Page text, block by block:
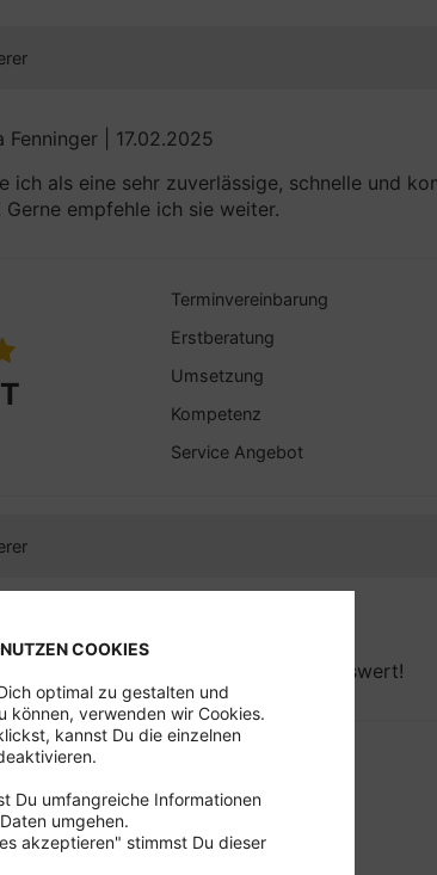
| 17.02.2025
ich als eine sehr zuverlässige, schnelle und
empfehle ich sie weiter.
Terminvereinbarung
Erstberatung
Umsetzung
Kompetenz
Service Angebot
Gastager | 08.02.2025
und kompetent. Absolut empfehlenswert!
Erstberatung
Umsetzung
COOKIES
optimal zu gestalten und
können, verwenden wir Cookies.
kannst Du die einzelnen
Du umfangreiche Informationen
umgehen.
akzeptieren" stimmst Du dieser